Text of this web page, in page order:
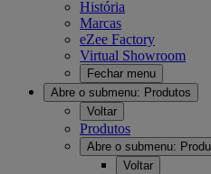
História
Marcas
eZee Factory
Virtual Showroom
Fechar menu
Abre o submenu: Produtos
Voltar
Produtos
Abre o submenu:
Voltar